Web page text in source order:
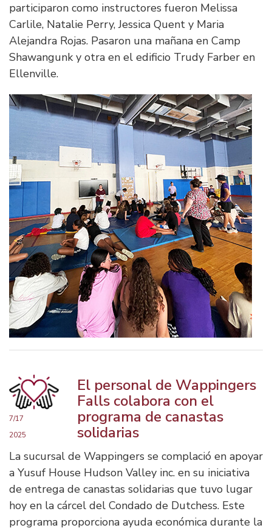
participaron como instructores fueron Melissa
Carlile, Natalie Perry, Jessica Quent y Maria
Alejandra Rojas. Pasaron una mañana en Camp
Shawangunk y otra en el edificio Trudy Farber en
Ellenville.
7/17
2025
El personal de Wappingers
Falls colabora con el
programa de canastas
solidarias
La sucursal de Wappingers se complació en apoyar
a Yusuf House Hudson Valley inc. en su iniciativa
de entrega de canastas solidarias que tuvo lugar
hoy en la cárcel del Condado de Dutchess. Este
programa proporciona ayuda económica durante la